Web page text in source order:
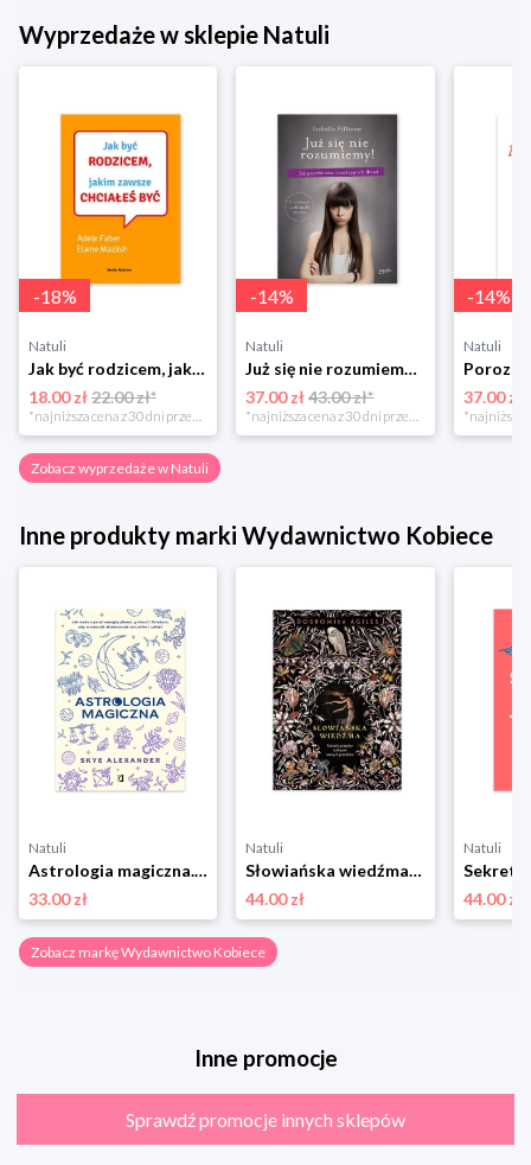
Wyprzedaże w sklepie Natuli
-18%
Natuli
Jak być rodzicem, jakim zawsze chciałeś być Media rodzina
18.00 zł22.00 zł*
*najniższa cena z 30 dni przed obniżką
-14%
Natuli
Już się nie rozumiemy! Jak przeżyć czas trzaskających drzwi Esprit
37.00 zł 43.00 zł*
*najniższa cena z 30 dni przed obniżką
-14%
Natuli
37.00 zł
Zobacz wyprzedaże w Natuli
Inne produkty marki Wydawnictwo Kobiece
Natuli
Astrologia magiczna. Jak wykorzystać energię planet, gwiazd i Księżyca, aby wzmocnić skuteczność rytuałów i zaklęć Wydawnictwo kobiece
33.00 zł
Natuli
Słowiańska wiedźma. Rytuały, przepisy i zaklęcia naszych przodków Wydawnictwo kobiece
44.00 zł
Natuli
44.00 zł
Zobacz markę Wydawnictwo Kobiece
Inne promocje
Sprawdź promocje innych sklepów